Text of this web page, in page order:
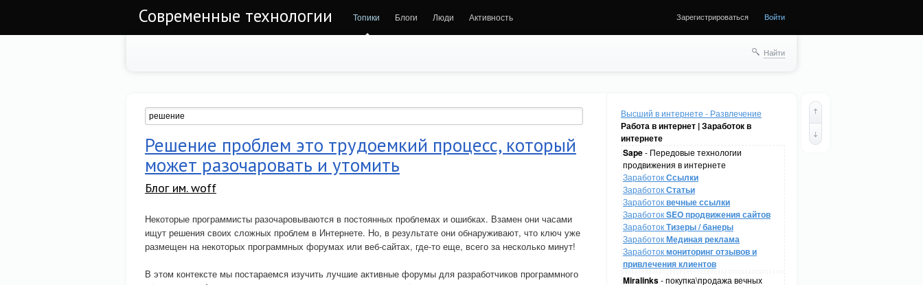
Современные технологии Топики Блоги Люди Активность Зарегистрироваться Войти
Найти
Высший в интернете - Развлечение
Работа в интернет | Заработок в
интернете
Sape- Передовые технологии
продвижения в интернете
ЗаработокСсылки
ЗаработокСтатьи
Заработоквечные ссылки
ЗаработокSEO продвижения сайтов
ЗаработокТизеры / банеры
ЗаработокМединая реклама
Заработокмониторинг отзывов и
привлечения клиентов
Miralinks- покупка\продажа вечных
Решение проблем это трудоемкий процесс, который
может разочаровать и утомить
Блог им. woff
Некоторые программисты разочаровываются в постоянных проблемах и ошибках. Взамен они часами
ищут решения своих сложных проблем в Интернете. Но, в результате они обнаруживают, что ключ уже
размещен на некоторых программных форумах или веб-сайтах, где-то еще, всего за несколько минут!
В этом контексте мы постараемся изучить лучшие активные форумы для разработчиков программного